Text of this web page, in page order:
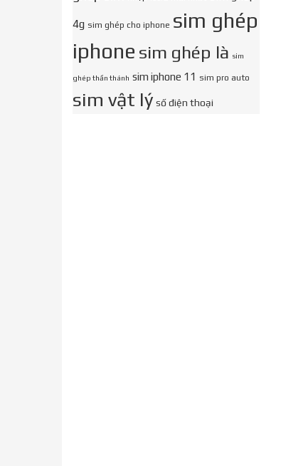
4g sim ghép cho iphone sim ghép
iphone sim ghép là sim
ghép thần thánh sim iphone 11 sim pro auto
sim vật lý số điện thoại